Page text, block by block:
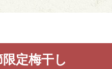
定梅干し